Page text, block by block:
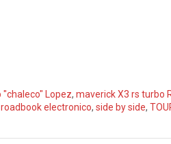
"chaleco" Lopez, maverick X3 rs turbo
roadbook electronico, side by side,